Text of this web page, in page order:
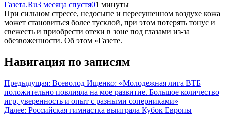
Газета.Ru3 месяца спустя01 минуты
При сильном стрессе, недосыпе и пересушенном воздухе кожа
может становиться более тусклой, при этом потерять тонус и
свежесть и приобрести отеки в зоне под глазами из-за
обезвоженности. Об этом «Газете.
Навигация по записям
Предыдущая: Всеволод Ищенко: «Молодежная лига ВТБ
положительно повлияла на мое развитие. Большое количество
игр, уверенность и опыт с разными соперниками»
Далее: Российская гимнастка выиграла Кубок Европы